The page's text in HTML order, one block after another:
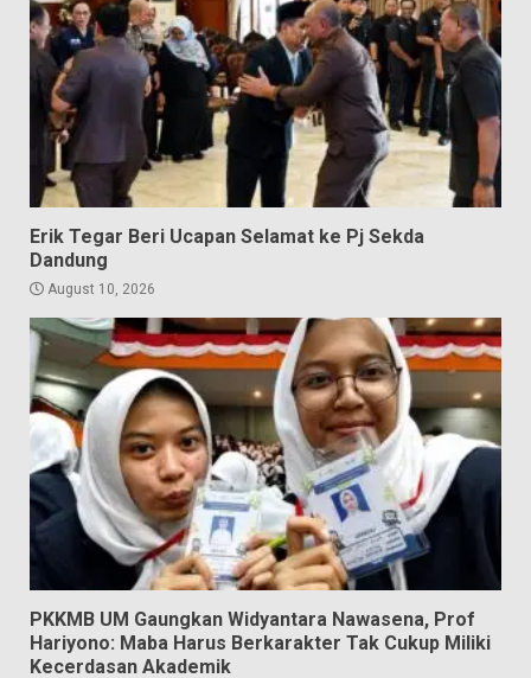
Erik Tegar Beri Ucapan Selamat ke Pj Sekda
Dandung
August 10, 2026
PKKMB UM Gaungkan Widyantara Nawasena, Prof
Hariyono: Maba Harus Berkarakter Tak Cukup Miliki
Kecerdasan Akademik